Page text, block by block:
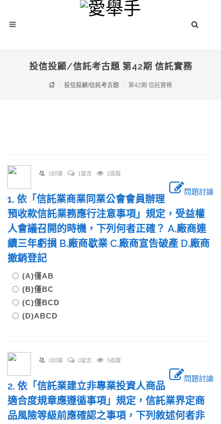
投信投顧/信託考古題 第42期 信託實務
投信投顧/信託考古題 第42期 信託實務
0討論 1留言 2追蹤
問題討論
1. 依「信託業商業同業公會會員辦理
預收款信託業務應行注意事項」規定，受益權
人會議召開的時機，下列何者正確？ A.廠商連
續三年虧損 B.廠商歇業 C.廠商宣告破產 D.廠商
撤銷登記
(A)僅AB
(B)僅BC
(C)僅BCD
(D)ABCD
0討論 0留言 5追蹤
問題討論
2. 依「信託業建立非專業投資人商品
適合度規章應遵循事項」規定，信託業界定商
品風險等級前應確認之事項，下列敘述何者非